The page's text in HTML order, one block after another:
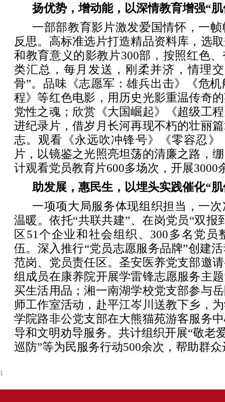
扬优势，增动能，以深情教育增强“
一部部教育影片激发爱国情怀，一
反思。高标准选片打造精品资料库，选
和教育意义的影教片300部，按照红色
类汇总，每月发送，刚柔并济，情理
骨”。品味《志愿军：雄兵出击》《危
程》等红色电影，用历史光影重温传奇
党性之魂；欣赏《大国崛起》《超级工
进纪录片，借岁月长河再现不朽的壮丽
志。观看《永远吹冲锋号》《零容忍》
片，以镜鉴之光照亮坦荡的清廉之路，
计观看党员教育片600多场次，开展3000
助发展，惠民生，以埋头实践催化“
一项项大局服务体现组织担当，一
温暖。依托“共联共建”、在岗党员“双报
区51个企业和社会组织、300多名党员
伍。深入推行“党员志愿服务品牌”创建
范岗、党员责任区。圣安医养党支部邀
组成员在康养院开展学雷锋志愿服务主
买生活用品；湘一南湖学校党支部参与
师工作室活动，赴平江岑川送教下乡，
学院路非公党支部在大熊猫苑游客服务
导和文明劝导服务。共计组织开展“敬老
巡防”等为民服务行动500余次，帮助群
1